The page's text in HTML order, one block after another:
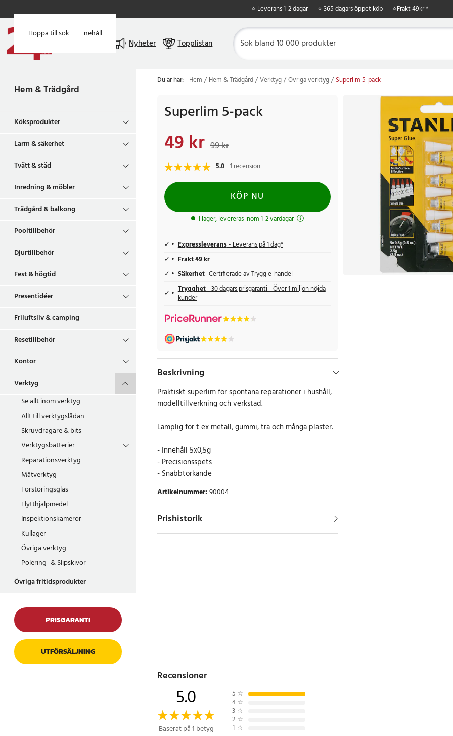
Hoppa till huvudinnehåll
Hoppa till sök
⭐ Leverans 1-2 dagar ⭐ 365 dagars öppet köp ⭐Frakt 49kr *
Nyheter Topplistan
Hem & Trädgård
Köksprodukter
Larm & säkerhet
Tvätt & städ
Inredning & möbler
Trädgård & balkong
Pooltillbehör
Djurtillbehör
Fest & högtid
Presentidéer
Friluftsliv & camping
Resetillbehör
Kontor
Verktyg
Se allt inomverktyg
Allt till verktygslådan
Skruvdragare & bits
Verktygsbatterier
Reparationsverktyg
Mätverktyg
Förstoringsglas
Flytthjälpmedel
Inspektionskameror
Kullager
Övriga verktyg
Polering- & Slipskivor
Övriga fritidsprodukter
PRISGARANTI
UTFÖRSÄLJNING
Du är här: Hem Hem & Trädgård Verktyg Övriga verktyg Superlim 5-pack
Superlim 5-pack
Nuvarande pris
49 kr 99 kr
5.0 1 recension
KÖP NU
I lager, levereras inom 1-2 vardagar
Expressleverans- Leverans på 1 dag*
Frakt 49 kr
Säkerhet- Certifierade av Trygg e-handel
Trygghet- 30 dagars prisgaranti - Över 1 miljon nöjda
kunder
Beskrivning
Praktiskt superlim för spontana reparationer i hushåll,
modelltillverkning och verkstad.
Lämplig för t ex metall, gummi, trä och många plaster.
- Innehåll 5x0,5g
- Precisionsspets
- Snabbtorkande
Artikelnummer:90004
Prishistorik
Recensioner
5.0
Baserat på 1 betyg
5 ☆
4 ☆
3 ☆
2 ☆
1 ☆